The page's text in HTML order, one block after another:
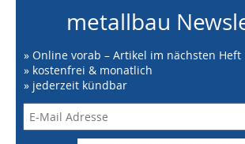
metallbau
» Online vorab – Artikel im nächsten Heft
» kostenfrei & monatlich
» jederzeit kündbar